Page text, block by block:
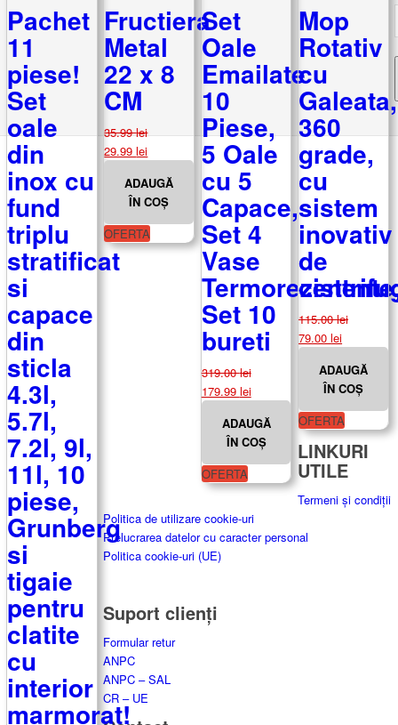
Pachet
11
piese!
Set
oale
din
inox cu
fund
triplu
stratificat
si
capace
din
sticla
4.3l,
5.7l,
7.2l, 9l,
11l, 10
piese,
Grunberg
si
tigaie
pentru
clatite
cu
interior
marmorat!
Fructiera
Metal
22 x 8
CM
35.99lei
Prețul
35.99 lei.
29.99leiPrețul
este:
29.99 lei.
ADAUGĂ
ÎN COȘ
OFERTA
Set
Oale
Emailate
10
Piese,
5 Oale
cu 5
Capace,
Set 4
Vase
Set 10
bureti
319.00lei
Prețul
inițial
319.00 lei.
179.99 leiPrețul
este:
179.99 lei.
ADAUGĂ
ÎN COȘ
OFERTA
Mop
Rotativ
cu
Galeata,
360
grade,
cu
sistem
inovativ
de
115.00lei
Prețul
115.00 lei.
79.00leiPrețul
este:
79.00 lei.
ADAUGĂ
ÎN COȘ
OFERTA
LINKURI
UTILE
Termeni și condiții
Politica de utilizare cookie-uri
Prelucrarea datelor cu caracter personal
Politica cookie-uri (UE)
Suport clienți
Formular retur
ANPC
ANPC – SAL
CR – UE